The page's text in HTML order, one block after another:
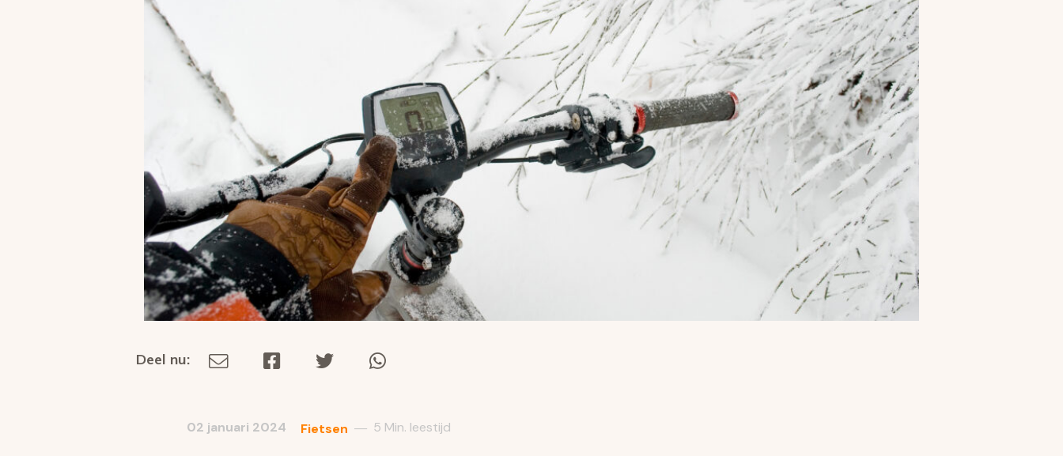
Deel
Deel nu:
mail
02 januari 2024 Fietsen — 5 Min. leestijd